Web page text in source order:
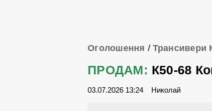
Оголошення / Трансивери
ПРОДАМ: К50-68
03.07.2026 13:24 Николай